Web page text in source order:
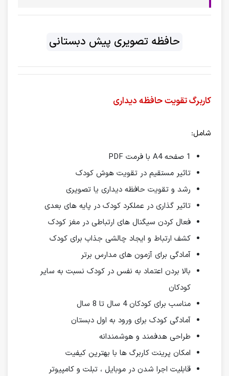
حافظه تصویری پیش دبستانی
کاربرگ تقویت حافظه دیداری
شامل:
1 صفحه A4 با فرمت PDF
تاثیر مستقیم در تقویت هوش کودک
رشد و تقویت حافظه دیداری یا تصویری
تاثیر گذاری در عملکرد کودک در پایه های بعدی
فعال کردن سیگنال های ارتباطی در مغز کودک
کشف ارتباط و ایجاد چالشی جذاب برای کودک
آمادگی برای آزمون های مدارس برتر
بالا بردن اعتماد به نفس در کودک نسبت به سایر
کودکان
مناسب برای کودکان 4 سال تا 8 سال
آمادگی کودک برای ورود به اول دبستان
طراحی هدفمند و هوشمندانه
امکان پرینت کاربرگ ها با بهترین کیفیت
قابلیت اجرا شدن در موبایل ، تبلت و کامپیوتر